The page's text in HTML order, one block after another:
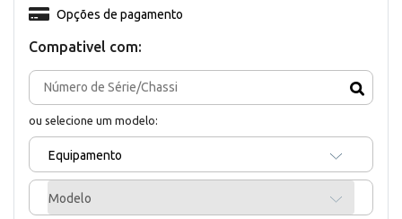
Compativel com:
ou selecione um modelo:
Equipamento
Modelo
Opções de pagamento